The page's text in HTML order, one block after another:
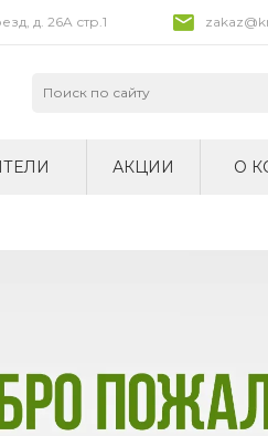
д. 26A стр.1
АКЦИИ О